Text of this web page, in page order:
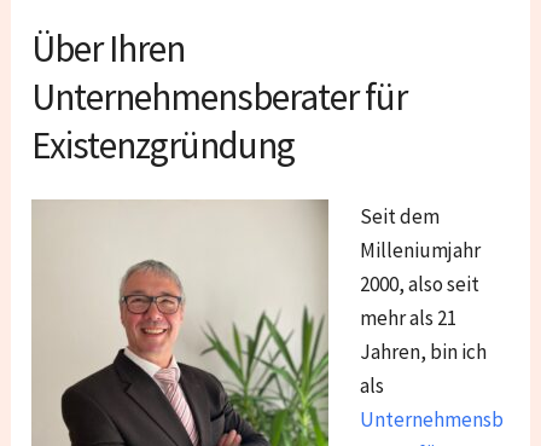
Über Ihren
Unternehmensberater für
Existenzgründung
Seit dem
Milleniumjahr
2000, also seit
mehr als 21
Jahren, bin ich
als
Unternehmensb